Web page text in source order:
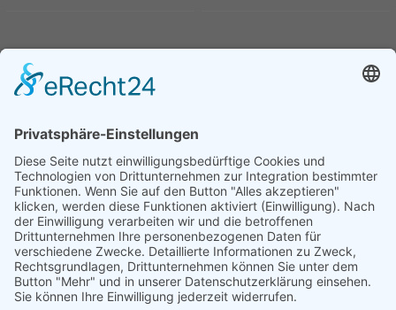
Kleine Anfrage - 6. Juli 2026 -
21/6640
Bundesregierung für jüdisches Leben
in Deutschland und den Kampf
gegen Antisemitismus
Weiterlesen
Nächste